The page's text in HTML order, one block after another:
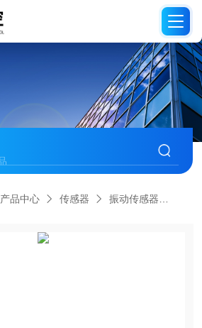
产品中心 传感器 振动传感器